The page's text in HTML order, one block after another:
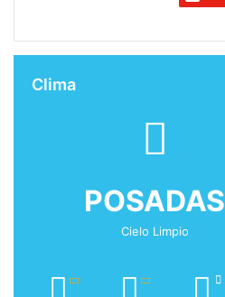
Clima
POSADAS
Cielo Limpio